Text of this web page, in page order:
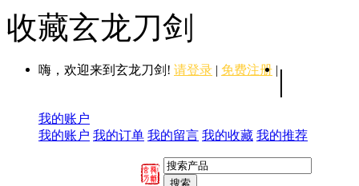
收藏玄龙刀剑
嗨，欢迎来到玄龙刀剑! 请登录 | 免费注册 | |
我的账户
我的账户 我的订单 我的留言 我的收藏 我的推荐